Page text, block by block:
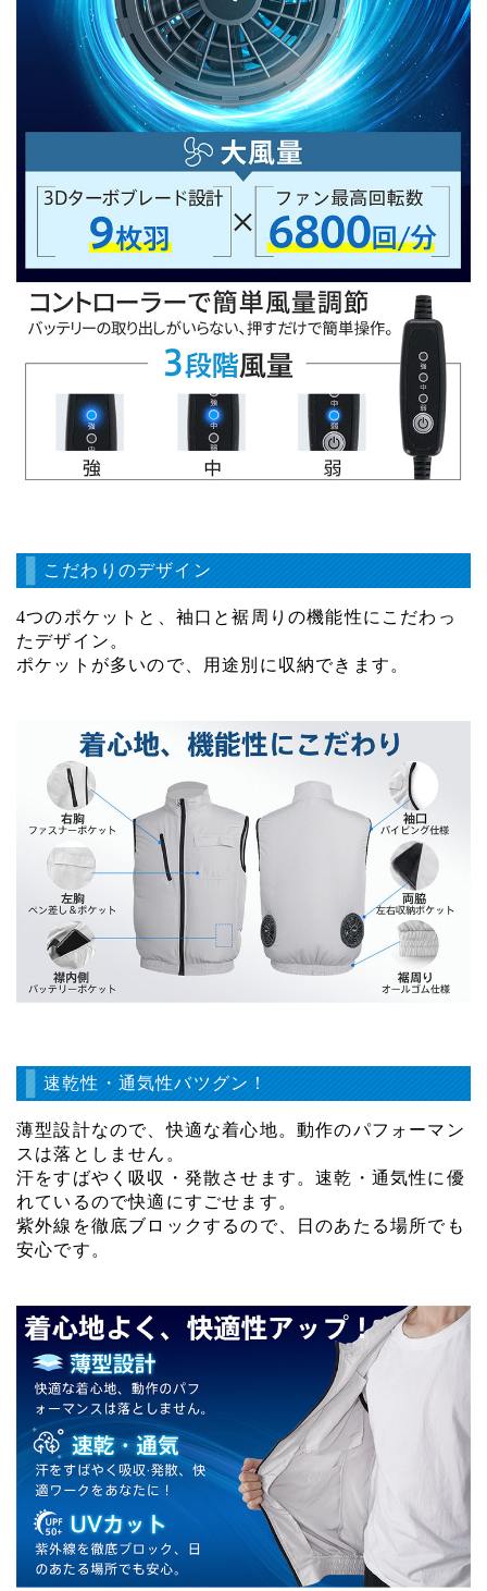
こだわりのデザイン
4つのポケットと、袖口と裾周りの機能性にこだわっ
たデザイン。
ポケットが多いので、用途別に収納できます。
速乾性・通気性バツグン！
薄型設計なので、快適な着心地。動作のパフォーマン
スは落としません。
汗をすばやく吸収・発散させます。速乾・通気性に優
れているので快適にすごせます。
紫外線を徹底ブロックするので、日のあたる場所でも
安心です。